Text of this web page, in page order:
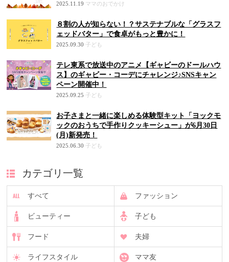
2025.11.19 ママのおでかけ
８割の人が知らない！？サステナブルな「グラスフ
ェッドバター」で食卓がもっと豊かに！
2025.09.30 子ども
テレ東系で放送中のアニメ【ギャビーのドールハウ
ス】のギャビー・コーデにチャレンジ♪SNSキャン
ペーン開催中！
2025.09.25 子ども
お子さまと一緒に楽しめる体験型キット「ヨックモ
ックのおうちで手作りクッキーシュー」が6月30日
(月)新発売！
2025.06.30 子ども
カテゴリ一覧
すべて ファッション
ビューティー 子ども
フード 夫婦
ライフスタイル ママ友